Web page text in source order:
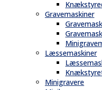
Gravemaskiner
Læssemaskiner
Minigravere